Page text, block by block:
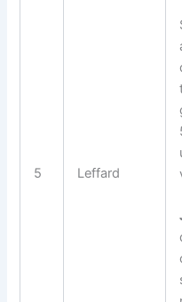
5 Leffard